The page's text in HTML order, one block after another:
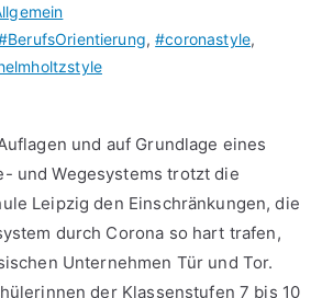
,#coronastyle,
und auf Grundlage eines
und Wegesystems trotzt die
Leipzig den Einschränkungen, die
durch Corona so hart trafen,
Unternehmen Tür und Tor.
der Klassenstufen 7 bis 10